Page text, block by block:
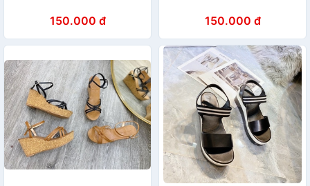
150.000 đ 150.000 đ